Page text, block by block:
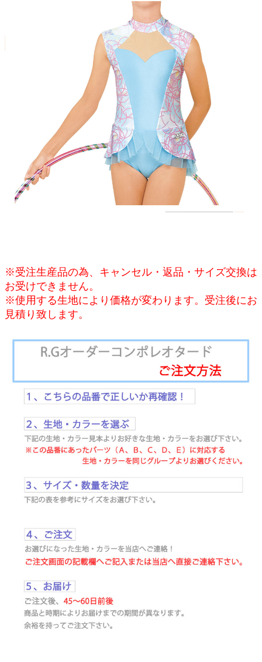
※受注生産品の為、キャンセル・返品・サイズ交換は
お受けできません。
※使用する生地により価格が変わります。受注後にお
見積り致します。